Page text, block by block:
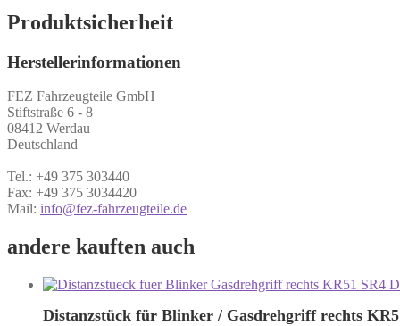
Produktsicherheit
Herstellerinformationen
FEZ Fahrzeugteile GmbH
Stiftstraße 6 - 8
08412 Werdau
Deutschland
Tel.: +49 375 303440
Fax: +49 375 3034420
Mail: info@fez-fahrzeugteile.de
andere kauften auch
Distanzstück für Blinker / Gasdrehgriff rechts